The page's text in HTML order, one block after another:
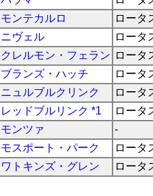
モンテカルロ
ロータ
ニヴェル
ロータ
クレルモン・フェラン ロータ
ブランズ・ハッチ
ロータ
ニュルブルクリンク
ロータ
レッドブルリンク *1
ロータ
モンツァ
-
モスポート・パーク
ロータ
ワトキンズ・グレン ロータ